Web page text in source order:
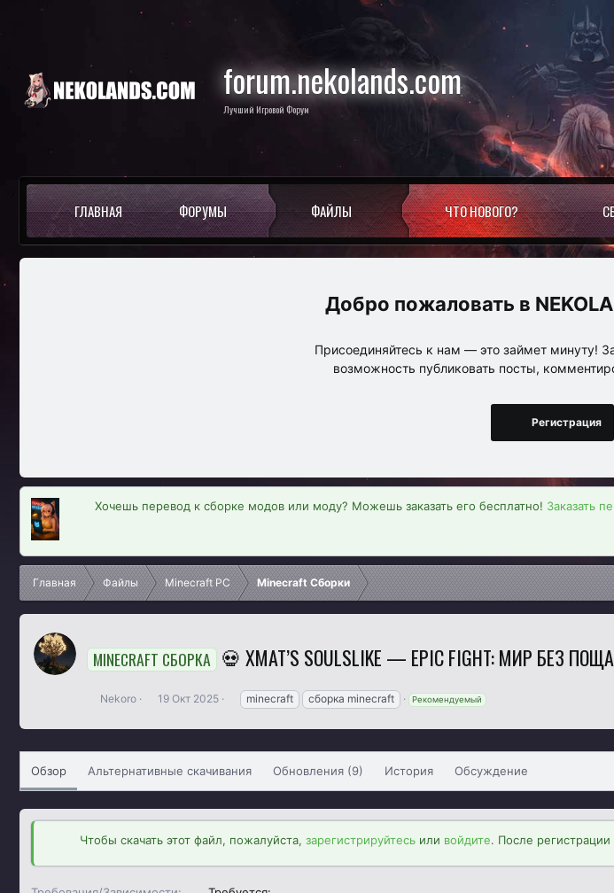
forum.nekolands.com
Лучший Игровой Форум
ГЛАВНАЯ ФОРУМЫ ФАЙЛЫ ЧТО НОВОГО?
Присоединяйтесь к нам — это займет минуту!
возможность публиковать посты,
Регистрация
Хочешь перевод к сборке модов или моду? Можешь заказать его бесплатно! Заказать
Главная Файлы Minecraft PC Minecraft Сборки
MINECRAFT СБОРКА 💀 XMAT’S SOULSLIKE — EPIC FIGHT: МИР БЕЗ
А
т
Nekoro
Д
т
о
з
д
а
н
19 Окт 2025
Т
е
г
minecraft сборка minecraft Рекомендуемый
Обзор Альтернативные скачивания Обновления (9) История Обсуждение
Чтобы скачать этот файл, пожалуйста, зарегистрируйтесь или войдите. После